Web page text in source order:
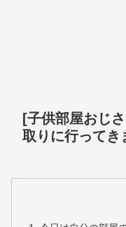
[子供部屋おじ
取りに行ってき